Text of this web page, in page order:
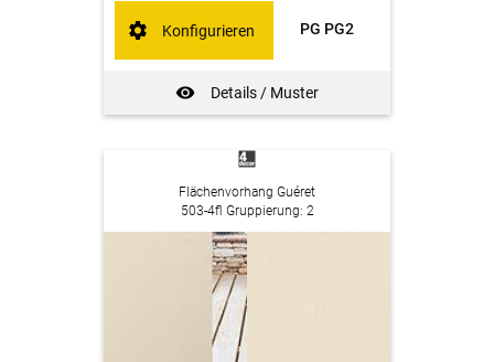
PG PG2
Details / Muster
Konfigurieren
Flächenvorhang Guéret
503-4fl Gruppierung: 2